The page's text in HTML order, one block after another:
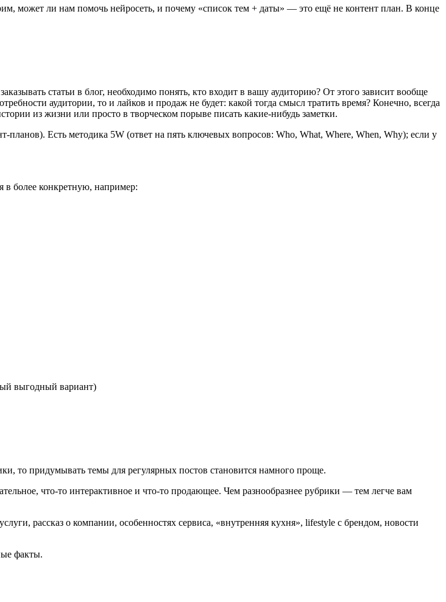
может ли нам помочь нейросеть, и почему «список тем + даты» — это ещё не контент план. В конце
статьи в блог, необходимо понять, кто входит в вашу аудиторию? От этого зависит вообще
аудитории, то и лайков и продаж не будет: какой тогда смысл тратить время? Конечно, всегда
из жизни или просто в творческом порыве писать какие-нибудь заметки.
Есть методика 5W (ответ на пять ключевых вопросов: Who, What, Where, When, Why); если у
в более конкретную, например:
выгодный вариант)
то придумывать темы для регулярных постов становится намного проще.
что-то интерактивное и что-то продающее. Чем разнообразнее рубрики — тем легче вам
рассказ о компании, особенностях сервиса, «внутренняя кухня», lifestyle с брендом, новости
факты.